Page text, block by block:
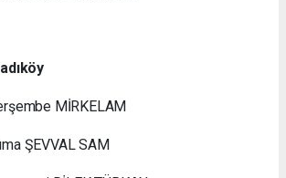
MİRKELAM
ŞEVVAL SAM